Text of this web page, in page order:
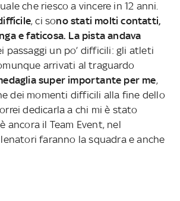
che riesco a vincere in 12 anni.
, ci sono stati molti contatti,
e faticosa. La pista andava
passaggi un po’ difficili: gli atleti
arrivati al traguardo
super importante per me,
dei momenti difficili alla fine dello
dedicarla a chi mi è stato
ancora il Team Event, nel
faranno la squadra e anche